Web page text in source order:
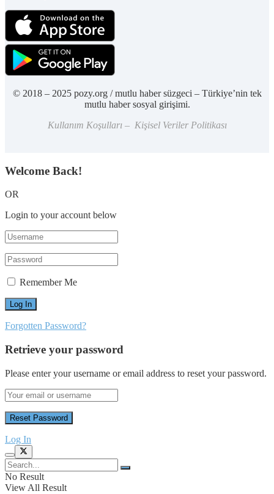
© 2018 – 2025 pozy.org / mutlu haber süzgeci – Türkiye’nin tek
mutlu haber sosyal girişimi.
Kullanım Koşulları – Kişisel Veriler Politikası
Welcome Back!
OR
Login to your account below
Remember Me
Forgotten Password?
Retrieve your password
Please enter your username or email address to reset your password.
Log In
No Result
View All Result